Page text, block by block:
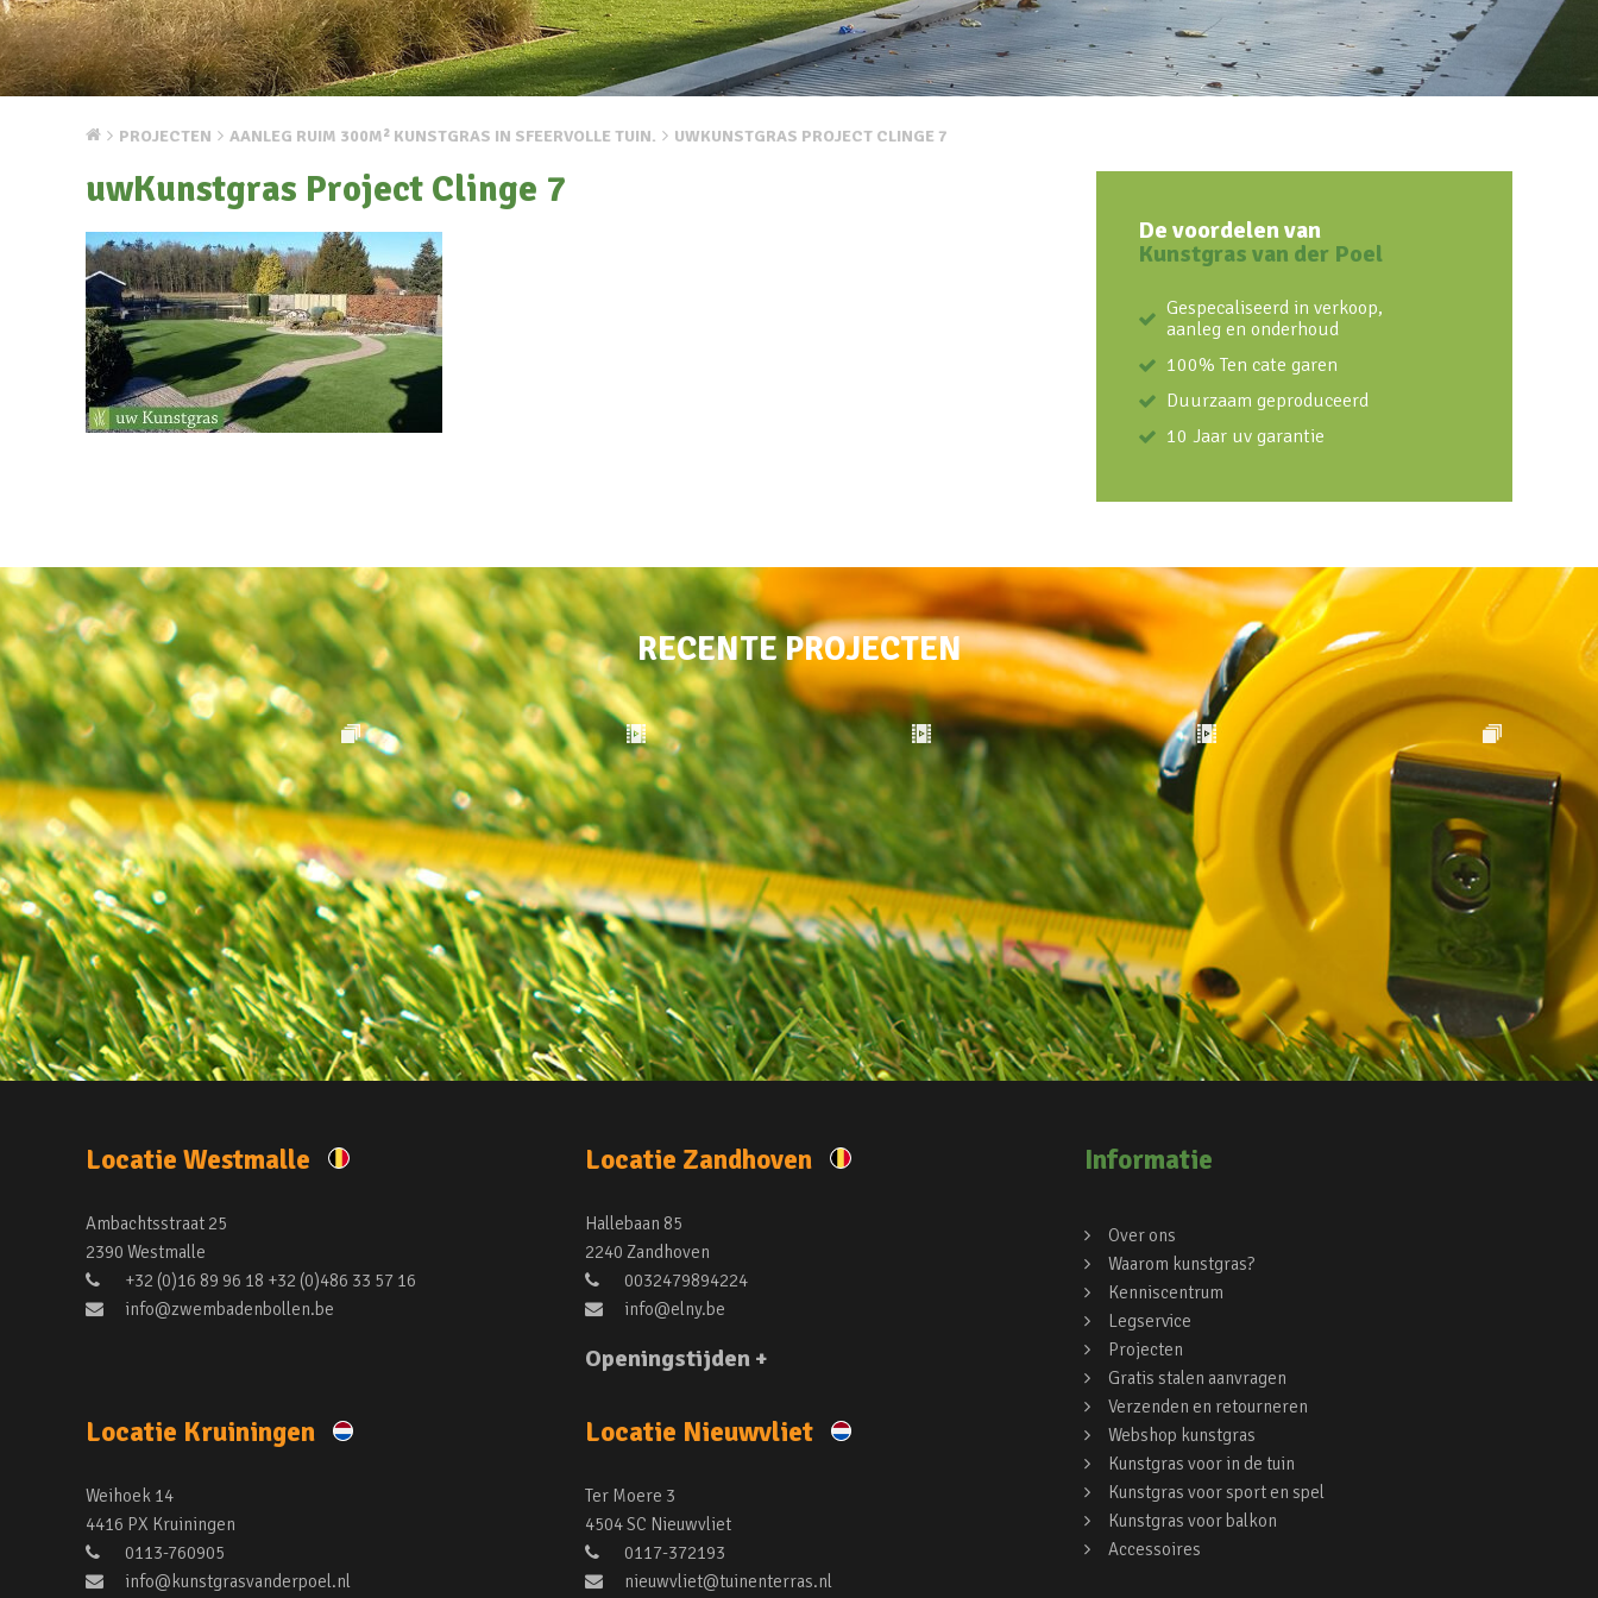
PROJECTEN AANLEG RUIM 300M² KUNSTGRAS IN SFEERVOLLE TUIN. UWKUNSTGRAS PROJECT CLINGE 7
uwKunstgras Project Clinge 7
De voordelen van
Kunstgras van der Poel
Gespecaliseerd in verkoop,
aanleg en onderhoud
100% Ten cate garen
Duurzaam geproduceerd
10 Jaar uv garantie
RECENTE PROJECTEN
Locatie Westmalle
Ambachtsstraat 25
2390 Westmalle
+32 (0)16 89 96 18 +32 (0)486 33 57 16
info@zwembadenbollen.be
Locatie Zandhoven
Hallebaan 85
2240 Zandhoven
0032479894224
info@elny.be
Openingstijden +
Locatie Kruiningen
Weihoek 14
4416 PX Kruiningen
0113-760905
info@kunstgrasvanderpoel.nl
Locatie Nieuwvliet
Ter Moere 3
4504 SC Nieuwvliet
0117-372193
nieuwvliet@tuinenterras.nl
Informatie
Over ons
Waarom kunstgras?
Kenniscentrum
Legservice
Projecten
Gratis stalen aanvragen
Verzenden en retourneren
Webshop kunstgras
Kunstgras voor in de tuin
Kunstgras voor sport en spel
Kunstgras voor balkon
Accessoires